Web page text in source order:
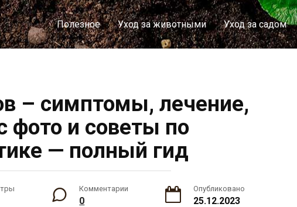
Полезное Уход за животными Уход за садом
– симптомы, лечение,
фото и советы по
— полный гид
Комментарии
0
Опубликовано
25.12.2023